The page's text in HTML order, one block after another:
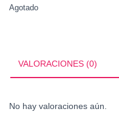
Agotado
VALORACIONES (0)
No hay valoraciones aún.